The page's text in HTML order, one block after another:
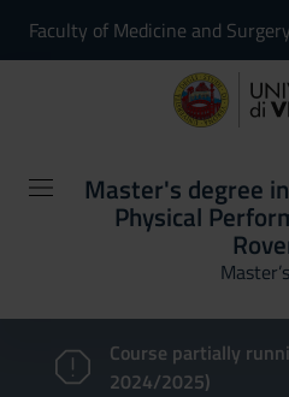
Faculty of Medicine and Surgery
Master's degree
Physical
Course partially
2024/2025)